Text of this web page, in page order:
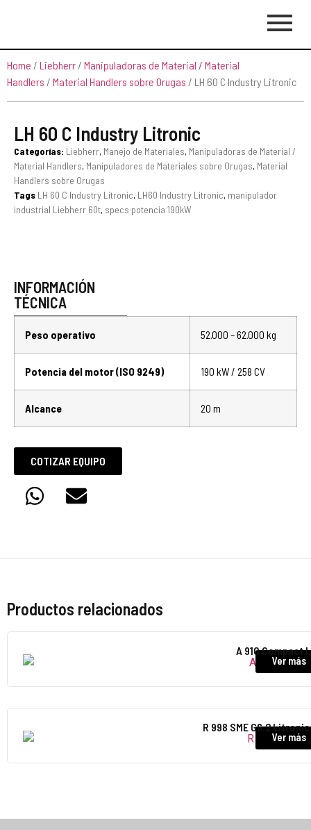
Home / Liebherr / Manipuladoras de Material / Material
Handlers / Material Handlers sobre Orugas / LH 60 C Industry Litronic
LH 60 C Industry Litronic
Categorías: Liebherr, Manejo de Materiales, Manipuladoras de Material /
Material Handlers, Manipuladores de Materiales sobre Orugas, Material
Handlers sobre Orugas
Tags LH 60 C Industry Litronic, LH60 Industry Litronic, manipulador
industrial Liebherr 60t, specs potencia 190kW
INFORMACIÓN
TÉCNICA
Peso operativo 52.000 – 62.000 kg
Potencia del motor (ISO 9249) 190 kW / 258 CV
Alcance 20 m
COTIZAR EQUIPO
Productos relacionados
A 910 Compact
Ver más
R 998 SME G6.2
Ver más